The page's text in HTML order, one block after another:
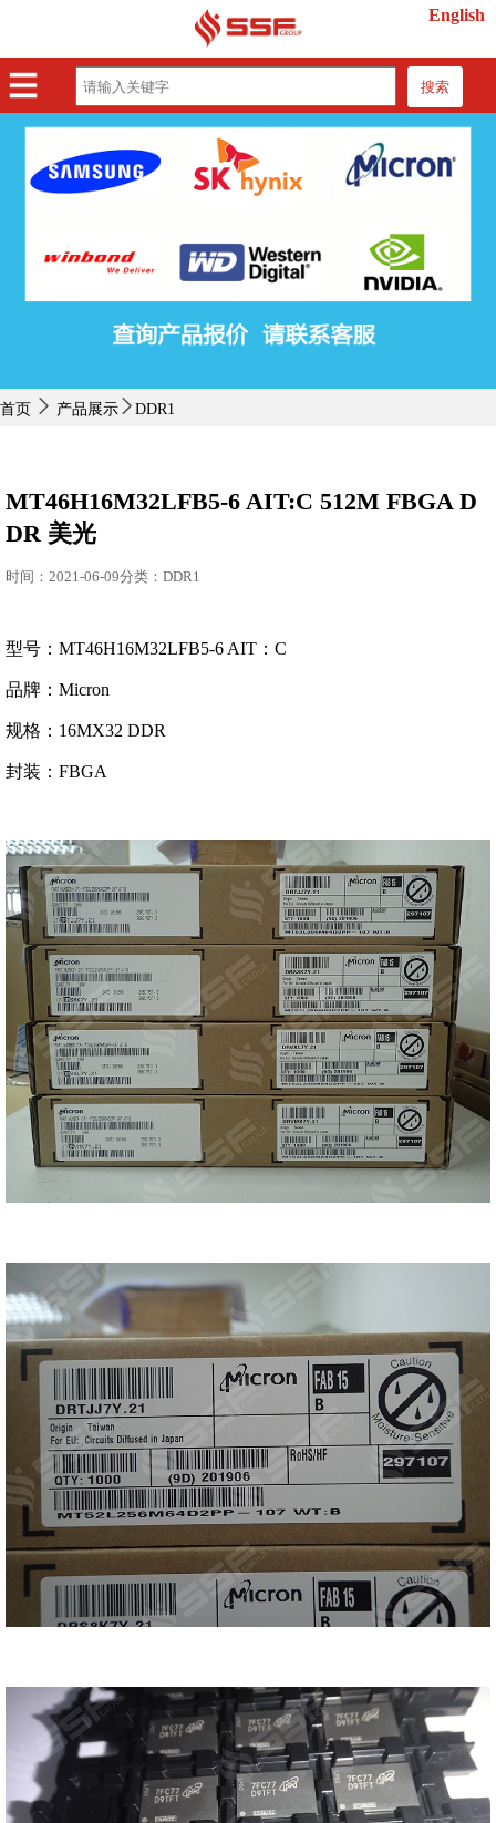
English
搜索
首页
产品展示
行业动态
首页 产品展示 DDR1
MT46H16M32LFB5-6 AIT:C 512M FBGA D
DR 美光
时间：2021-06-09分类：DDR1
型号：MT46H16M32LFB5-6 AIT：C
品牌：Micron
规格：16MX32 DDR
封装：FBGA